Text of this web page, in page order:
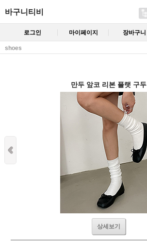
바구니티비
로그인 마이페이지 장바구니
shoes
만두 앞코 리본 플랫 구두
상세보기